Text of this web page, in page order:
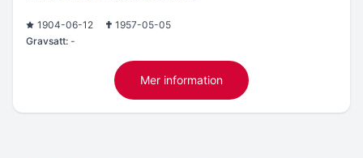
1904-06-12
1957-05-05
Gravsatt: -
Mer information